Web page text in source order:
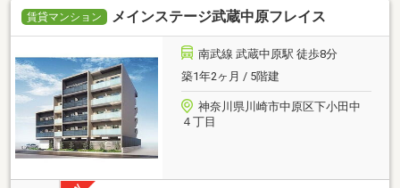
賃貸マンション メインステージ武蔵中原フレイス
南武線 武蔵中原駅 徒歩8分
築1年2ヶ月 / 5階建
神奈川県川崎市中原区下小田中
４丁目